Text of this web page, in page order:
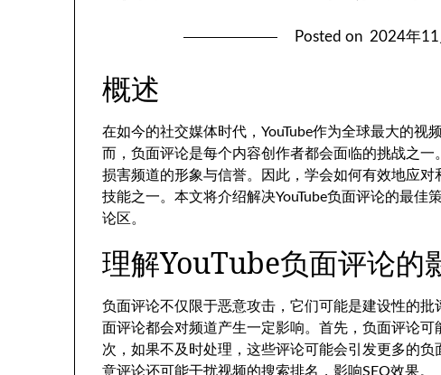
Posted on 2024年11
概述
在如今的社交媒体时代，YouTube作为全球最大的视
而，负面评论是每个内容创作者都会面临的挑战之
损害频道的形象与信誉。因此，学会如何有效地应对
技能之一。本文将介绍解决YouTube负面评论的最
论区。
理解YouTube负面评论的
负面评论不仅限于恶意攻击，它们可能是建设性的
面评论都会对频道产生一定影响。首先，负面评论
次，如果不及时处理，这些评论可能会引发更多的
意评论还可能干扰视频的搜索排名，影响SEO效果。